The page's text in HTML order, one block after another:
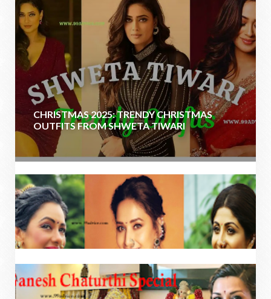
CHRISTMAS 2025: TRENDY CHRISTMAS
OUTFITS FROM SHWETA TIWARI